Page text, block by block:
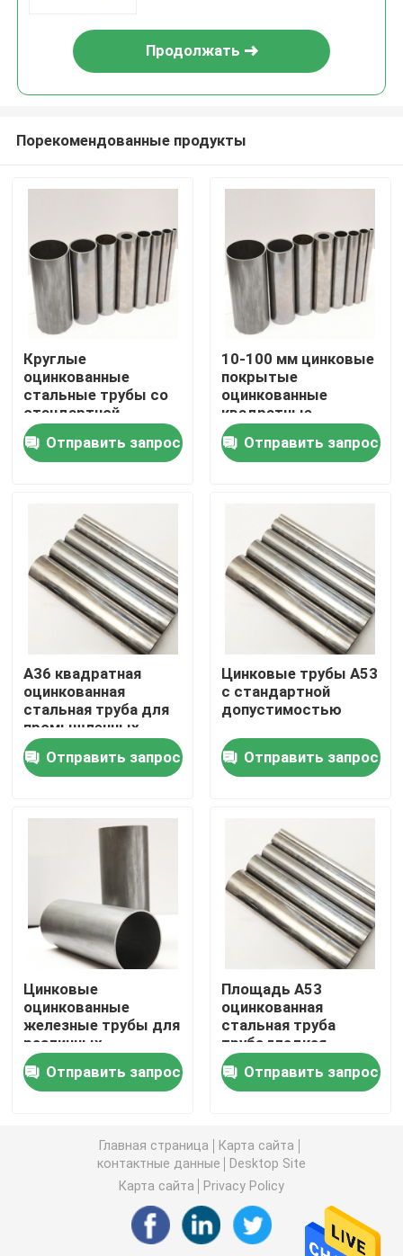
Дом
Продукты
Ролики
Путешествие фабрики
Проверка качества
Свяжитесь мы
Спросите цитату
Плита листа нержавеющей стали
Плита стального листа углерода
Гальванизированная плита стального листа
Плита листовой меди
Алюминиевый круглый бар
Алюминиевая трубка трубы
Трубы из углеродистой стали
Продолжать
Порекомендованные продукты
Круглые
оцинкованные
стальные трубы со
стандартной
допустимостью
Отправить запрос
10-100 мм цинковые
покрытые
оцинкованные
квадратные
стальные трубы
Отправить запрос
А36 квадратная
оцинкованная
стальная труба для
промышленных
применений
Отправить запрос
Цинковые трубы A53
с стандартной
допустимостью
Отправить запрос
Цинковые
оцинкованные
железные трубы для
различных
применений
Отправить запрос
Площадь А53
оцинкованная
стальная труба
труба гладкая
отделка
Отправить запрос
Главная страница
Карта сайта
контактные данные
Desktop Site
Карта сайта
Privacy Policy